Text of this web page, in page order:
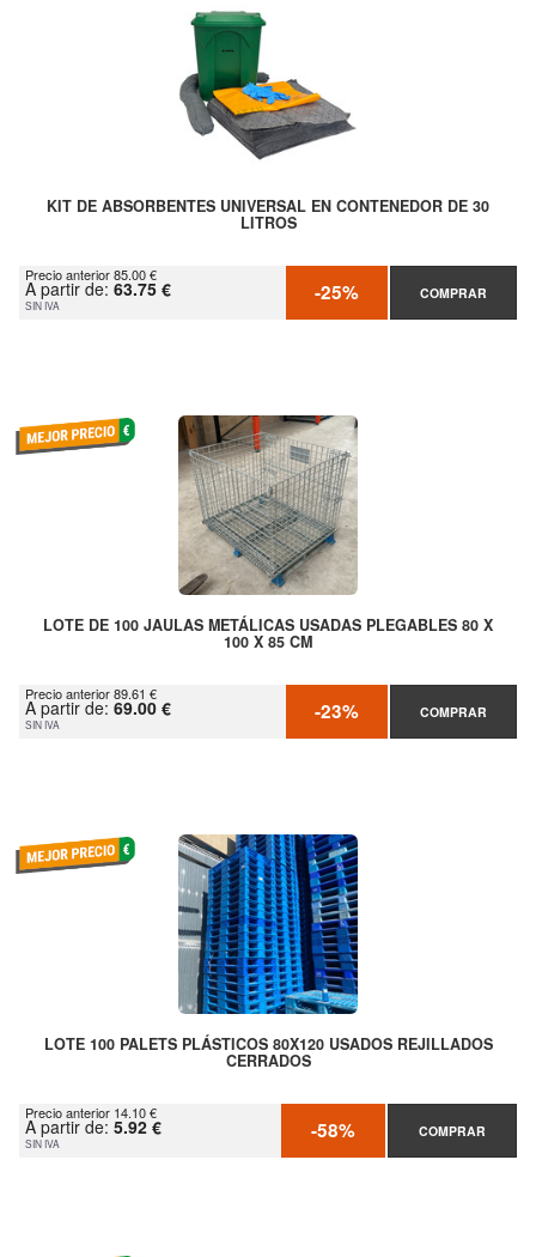
KIT DE ABSORBENTES UNIVERSAL EN CONTENEDOR DE 30
LITROS
Precio anterior 85.00 €
A partir de: 63.75 €
SIN IVA -25% COMPRAR
LOTE DE 100 JAULAS METÁLICAS USADAS PLEGABLES 80 X
100 X 85 CM
Precio anterior 89.61 €
A partir de: 69.00 €
SIN IVA -23% COMPRAR
LOTE 100 PALETS PLÁSTICOS 80X120 USADOS REJILLADOS
CERRADOS
Precio anterior 14.10 €
A partir de: 5.92 €
SIN IVA -58% COMPRAR